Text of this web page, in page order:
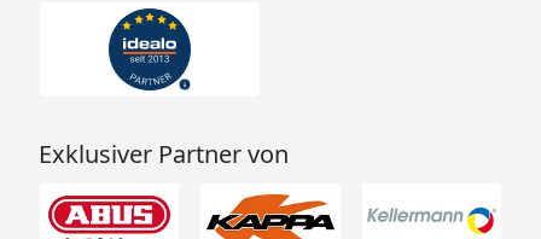
Exklusiver Partner von